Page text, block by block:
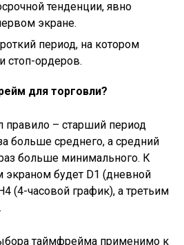
тенденции, явно
экране.
период, на котором
стоп-ордеров.
для торговли?
правило – старший период
больше среднего, а средний
больше минимального. К
будет D1 (дневной
(4-часовой график), а третьим
таймфрейма применимо к